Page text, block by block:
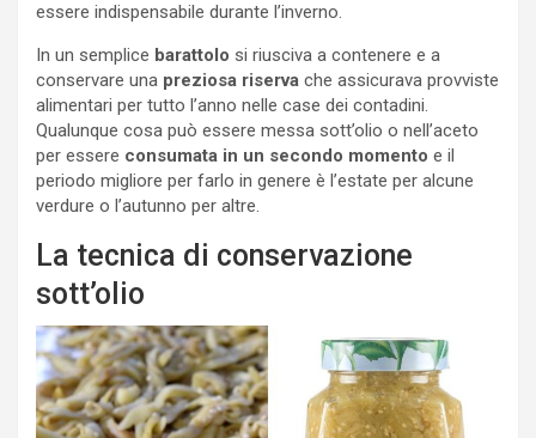
essere indispensabile durante l’inverno.
In un semplice barattolo si riusciva a contenere e a
conservare una preziosa riserva che assicurava provviste
alimentari per tutto l’anno nelle case dei contadini.
Qualunque cosa può essere messa sott’olio o nell’aceto
per essere consumata in un secondo momento e il
periodo migliore per farlo in genere è l’estate per alcune
verdure o l’autunno per altre.
La tecnica di conservazione
sott’olio